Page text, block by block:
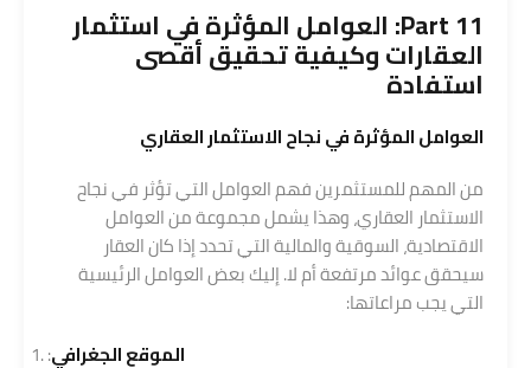
Part 11: العوامل المؤثرة في استثمار
العقارات وكيفية تحقيق أقصى
استفادة
العوامل المؤثرة في نجاح الاستثمار العقاري
من المهم للمستثمرين فهم العوامل التي تؤثر في نجاح
الاستثمار العقاري، وهذا يشمل مجموعة من العوامل
الاقتصادية، السوقية والمالية التي تحدد إذا كان العقار
سيحقق عوائد مرتفعة أم لا. إليك بعض العوامل الرئيسية
التي يجب مراعاتها:
الموقع الجغرافي: